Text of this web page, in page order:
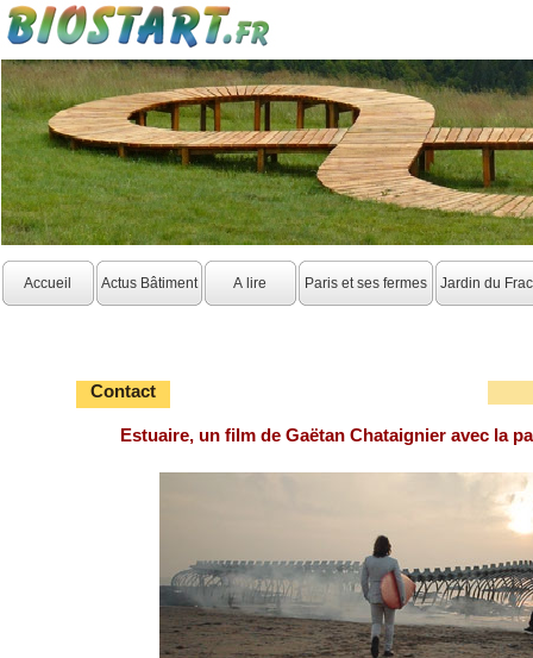
Contact
Estuaire, un film de Gaëtan Chataignier avec la
Accueil Actus Bâtiment A lire Paris et ses fermes Jardin du